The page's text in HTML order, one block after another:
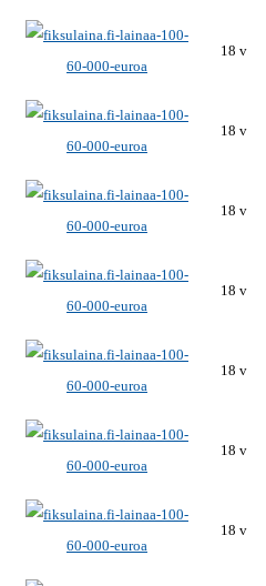
18 v
18 v
18 v
18 v
18 v
18 v
18 v